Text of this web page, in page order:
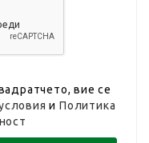
вие се
иПолитика